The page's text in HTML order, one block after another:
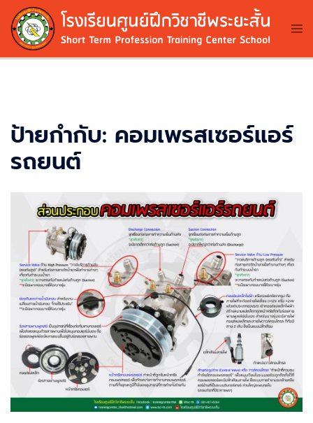
Skip
content
ป้ายกำกับ: คอมเพรสเซอร์แอร์
รถยนต์